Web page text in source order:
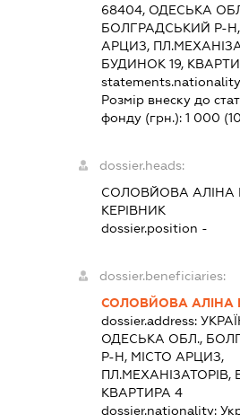
68404, ОДЕСЬКА
БОЛГРАДСЬКИЙ Р-Н,
АРЦИЗ,
БУДИНОК 19,
Розмір внеску до
фонду (грн.): 1 000
dossier.heads:
СОЛОВЙОВА АЛІНА
КЕРІВНИК
dossier.position -
dossier.beneficiaries:
СОЛОВЙОВА АЛІНА
dossier.address:
ОДЕСЬКА ОБЛ.,
Р-Н, МІСТО АРЦИЗ,
ПЛ.МЕХАНІЗАТОРІВ,
КВАРТИРА 4
dossier.nationality: